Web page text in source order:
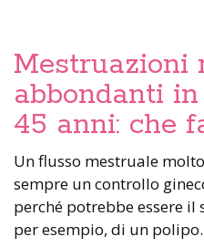
Mestruazioni
abbondanti
45 anni: che
Un flusso mestruale molto abbondante merita
sempre un controllo
perché potrebbe essere il
per esempio, di un polipo.